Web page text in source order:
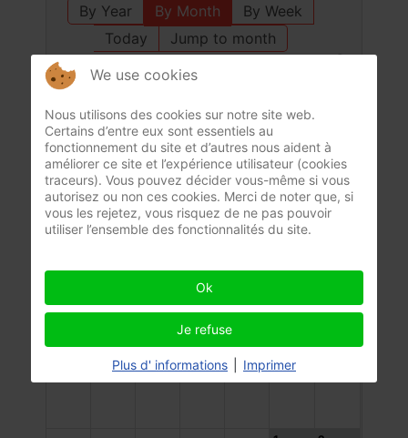
By Year By Month
By Week
Today
Jump to month
Mon
Tue Wed Thu Fri
29
30 1 2 3 4 5
6 7 8 9 10 11
22 23 24 25
We use cookies
Nous utilisons des cookies sur notre site web.
Certains d’entre eux sont essentiels au
fonctionnement du site et d’autres nous aident à
améliorer ce site et l’expérience utilisateur (cookies
traceurs). Vous pouvez décider vous-même si vous
autorisez ou non ces cookies. Merci de noter que, si
vous les rejetez, vous risquez de ne pas pouvoir
utiliser l’ensemble des fonctionnalités du site.
Ok
Je refuse
Plus d' informations Imprimer